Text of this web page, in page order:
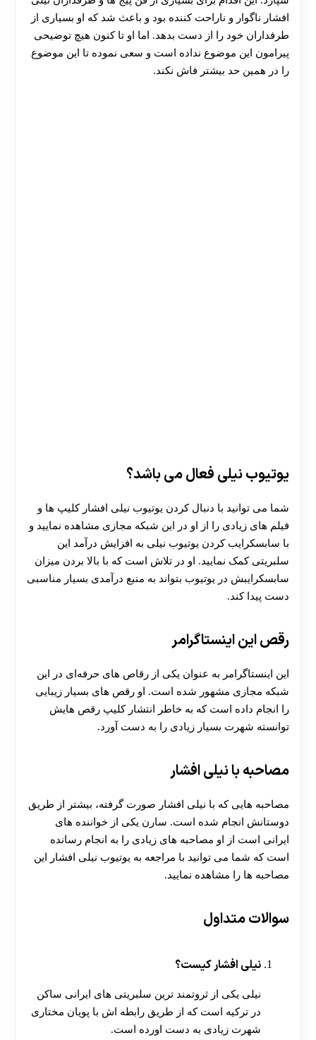
افشار ناگوار و ناراحت کننده بود و باعث شد که او بسیاری از
طرفداران خود را از دست بدهد. اما او تا کنون هیچ توضیحی
پیرامون این موضوع نداده است و سعی نموده تا این موضوع
را در همین حد بیشتر فاش نکند.
یوتیوب نیلی فعال می باشد؟
شما می توانید با دنبال کردن یوتیوب نیلی افشار کلیپ ها و
فیلم های زیادی را از او در این شبکه مجازی مشاهده نمایید و
با سابسکرایب کردن یوتیوب نیلی به افزایش درآمد این
سلبریتی کمک نمایید. او در تلاش است که با بالا بردن میزان
سابسکرایبش در یوتیوب بتواند به منبع درآمدی بسیار مناسبی
دست پیدا کند.
رقص این اینستاگرامر
این اینستاگرامر به عنوان یکی از رقاص های حرفه‌ای در این
شبکه مجازی مشهور شده است. او رقص های بسیار زیبایی
را انجام داده است که به خاطر انتشار کلیپ رقص هایش
توانسته شهرت بسیار زیادی را به دست آورد.
مصاحبه با نیلی افشار
مصاحبه هایی که با نیلی افشار صورت گرفته، بیشتر از طریق
دوستانش انجام شده است. سارن یکی از خواننده های
ایرانی است از او مصاحبه های زیادی را به انجام رسانده
است که شما می توانید با مراجعه به یوتیوب نیلی افشار این
مصاحبه ها را مشاهده نمایید.
سوالات متداول
نیلی افشار کیست؟
نیلی یکی از ثروتمند ترین سلبریتی های ایرانی ساکن
در ترکیه است که از طریق رابطه اش با پویان مختاری
شهرت زیادی به دست اورده است.